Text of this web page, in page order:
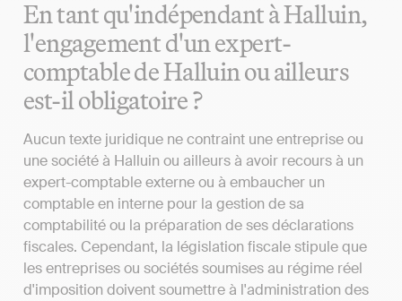
En tant qu'indépendant à Halluin,
l'engagement d'un expert-
comptable de Halluin ou ailleurs
est-il obligatoire ?
Aucun texte juridique ne contraint une entreprise ou
une société à Halluin ou ailleurs à avoir recours à un
expert-comptable externe ou à embaucher un
comptable en interne pour la gestion de sa
comptabilité ou la préparation de ses déclarations
fiscales. Cependant, la législation fiscale stipule que
les entreprises ou sociétés soumises au régime réel
d'imposition doivent soumettre à l'administration des